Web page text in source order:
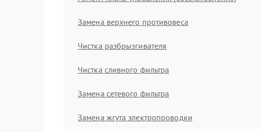
Замена верхнего противовеса
Чистка разбрызгивателя
Чистка сливного фильтра
Замена сетевого фильтра
Замена жгута электропроводки